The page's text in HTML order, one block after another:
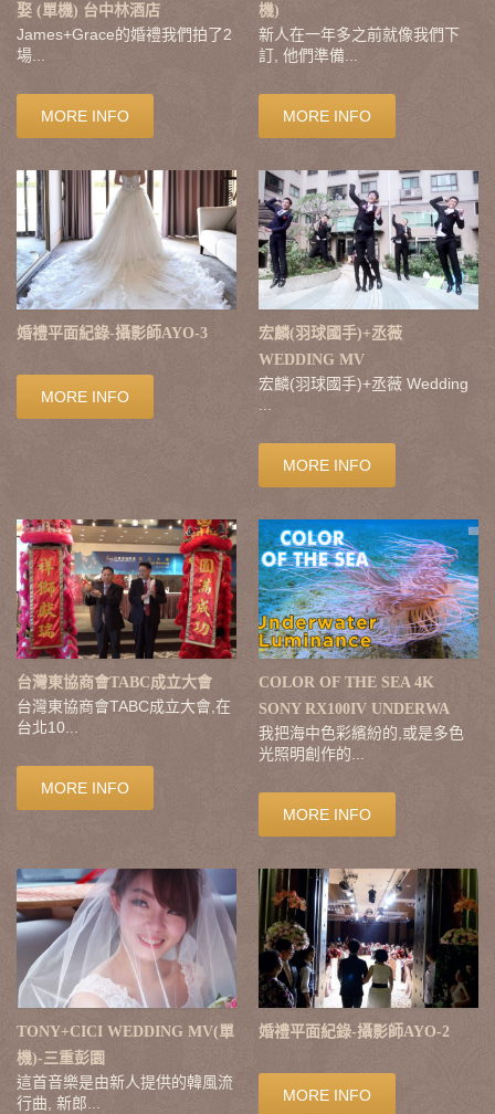
娶 (單機) 台中林酒店
James+Grace的婚禮我們拍了2
場...
MORE INFO
機)
新人在一年多之前就像我們下
訂, 他們準備...
MORE INFO
婚禮平面紀錄-攝影師AYO-3
MORE INFO
宏麟(羽球國手)+丞薇
WEDDING MV
宏麟(羽球國手)+丞薇 Wedding
MORE INFO
台灣東協商會TABC成立大會
台灣東協商會TABC成立大會,在
台北10...
MORE INFO
COLOR OF THE SEA 4K
SONY RX100IV UNDERWA
我把海中色彩繽紛的,或是多色
光照明創作的...
MORE INFO
TONY+CICI WEDDING MV(單
機)-三重彭園
這首音樂是由新人提供的韓風流
行曲, 新郎...
婚禮平面紀錄-攝影師AYO-2
MORE INFO